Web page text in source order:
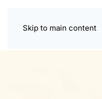
Skip to main content